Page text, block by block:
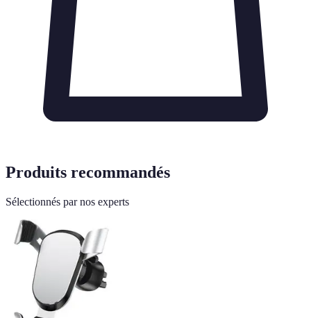
Produits recommandés
Sélectionnés par nos experts